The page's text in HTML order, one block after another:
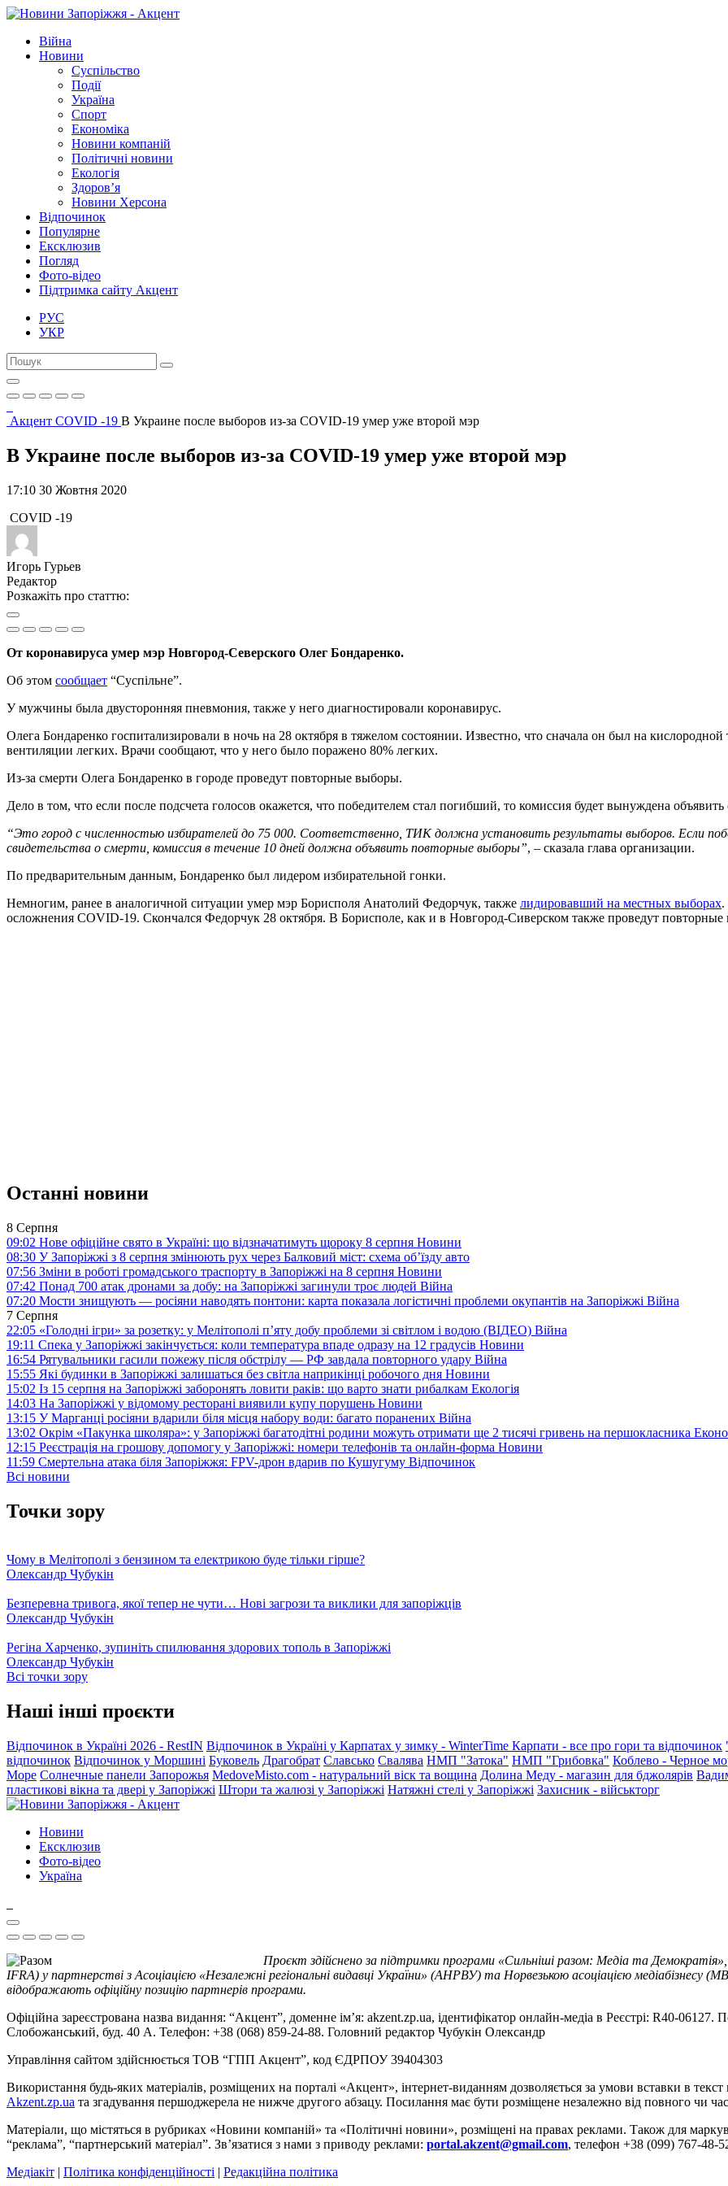
Війна
Новини
Суспільство
Події
Україна
Спорт
Економіка
Новини компаній
Політичні новини
Екологія
Здоров’я
Новини Херсона
Відпочинок
Популярне
Ексклюзив
Погляд
Фото-відео
Підтримка сайту Акцент
РУС
УКР
Акцент COVID -19 В Украине после выборов из-за COVID-19 умер уже второй мэр
В Украине после выборов из-за COVID-19 умер уже второй мэр
17:10 30 Жовтня 2020
COVID -19
Игорь Гурьев
Редактор
Розкажіть про статтю:
От коронавируса умер мэр Новгород-Северского Олег Бондаренко.
Об этом сообщает “Суспільне”.
У мужчины была двусторонняя пневмония, также у него диагностировали коронавирус.
Олега Бондаренко госпитализировали в ночь на 28 октября в тяжелом состоянии. Известно, что сначала он был на
вентиляции легких. Врачи сообщают, что у него было поражено 80% легких.
Из-за смерти Олега Бондаренко в городе проведут повторные выборы.
Дело в том, что если после подсчета голосов окажется, что победителем стал погибший, то комиссия будет вынуждена
“Это город с численностью избирателей до 75 000. Соответственно, ТИК должна установить результаты выборов. Если
свидетельства о смерти, комиссия в течение 10 дней должна объявить повторные выборы”, – сказала глава организации.
По предварительным данным, Бондаренко был лидером избирательной гонки.
Немногим, ранее в аналогичной ситуации умер мэр Борисполя Анатолий Федорчук, также лидировавший на местных выборах.
осложнения COVID-19. Скончался Федорчук 28 октября. В Борисполе, как и в Новгород-Сиверском также проведут
Останні новини
8 Серпня
09:02 Нове офіційне свято в Україні: що відзначатимуть щороку 8 серпня Новини
08:30 У Запоріжжі з 8 серпня змінюють рух через Балковий міст: схема об’їзду авто
07:56 Зміни в роботі громадського траспорту в Запоріжжі на 8 серпня Новини
07:42 Понад 700 атак дронами за добу: на Запоріжжі загинули троє людей Війна
07:20 Мости знищують — росіяни наводять понтони: карта показала логістичні проблеми окупантів на Запоріжжі Війна
7 Серпня
22:05 «Голодні ігри» за розетку: у Мелітополі п’яту добу проблеми зі світлом і водою (ВІДЕО) Війна
19:11 Спека у Запоріжжі закінчується: коли температура впаде одразу на 12 градусів Новини
16:54 Рятувальники гасили пожежу після обстрілу — РФ завдала повторного удару Війна
15:55 Які будинки в Запоріжжі залишаться без світла наприкінці робочого дня Новини
15:02 Із 15 серпня на Запоріжжі заборонять ловити раків: що варто знати рибалкам Екологія
14:03 На Запоріжжі у відомому ресторані виявили купу порушень Новини
13:15 У Марганці росіяни вдарили біля місця набору води: багато поранених Війна
13:02 Окрім «Пакунка школяра»: у Запоріжжі багатодітні родини можуть отримати ще 2 тисячі гривень на першокласника
12:15 Реєстрація на грошову допомогу у Запоріжжі: номери телефонів та онлайн-форма Новини
11:59 Смертельна атака біля Запоріжжя: FPV-дрон вдарив по Кушугуму Відпочинок
Всі новини
Точки зору
Чому в Мелітополі з бензином та електрикою буде тільки гірше?
Олександр Чубукін
Безперевна тривога, якої тепер не чути… Нові загрози та виклики для запоріжців
Олександр Чубукін
Регіна Харченко, зупиніть спилювання здорових тополь в Запоріжжі
Олександр Чубукін
Всі точки зору
Наші інші проєкти
Відпочинок в Україні 2026 - RestIN Відпочинок в Україні у Карпатах у зимку - WinterTime Карпати - все про гори та відпочинок
відпочинок Відпочинок у Моршині Буковель Драгобрат Славсько Свалява НМП "Затока" НМП "Грибовка" Коблево - Черное
Море Солнечные панели Запорожья MedoveMisto.com - натуральний віск та вощина Долина Меду - магазин для бджолярів
пластикові вікна та двері у Запоріжжі Штори та жалюзі у Запоріжжі Натяжні стелі у Запоріжжі Захисник - військторг
Новини
Ексклюзив
Фото-відео
Україна
Проєкт здійснено за підтримки програми «Сильніші разом: Медіа та
IFRA) у партнерстві з Асоціацією «Незалежні регіональні видавці України» (АНРВУ) та Норвезькою асоціацією медіабізнесу
відображають офіційну позицію партнерів програми.
Офіційна зареєстрована назва видання: “Акцент”, доменне ім’я: akzent.zp.ua, ідентифікатор онлайн-медіа в Реєстрі: R40-
Слобожанський, буд. 40 А. Телефон: +38 (068) 859-24-88. Головний редактор Чубукін Олександр
Управління сайтом здійснюється ТОВ “ГПП Акцент”, код ЄДРПОУ 39404303
Використання будь-яких матеріалів, розміщених на порталі «Акцент», інтернет-виданням дозволяється за умови вставки в
Akzent.zp.ua та згадування першоджерела не нижче другого абзацу. Посилання має бути розміщене незалежно від повного чи
Матеріали, що містяться в рубриках «Новини компаній» та «Політичні новини», розміщені на правах реклами. Також для
“реклама”, “партнерський матеріал”. Зв’язатися з нами з приводу реклами: portal.akzent@gmail.com, телефон +38 (099) 767-48-
Медіакіт | Політика конфіденційності | Редакційна політика